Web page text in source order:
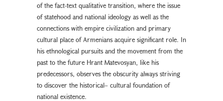
of the fact-text qualitative transition, where the issue
of statehood and national ideology as well as the
connections with empire civilization and primary
cultural place of Armenians acquire significant role. In
his ethnological pursuits and the movement from the
past to the future Hrant Matevosyan, like his
predecessors, observes the obscurity always striving
to discover the historical– cultural foundation of
national existence.